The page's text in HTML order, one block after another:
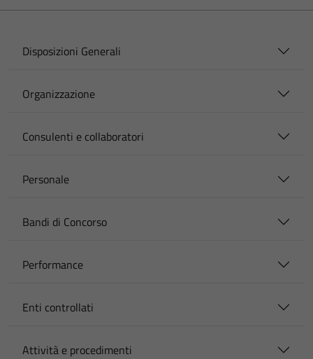
Disposizioni Generali
Organizzazione
Consulenti e collaboratori
Personale
Bandi di Concorso
Performance
Enti controllati
Attività e procedimenti